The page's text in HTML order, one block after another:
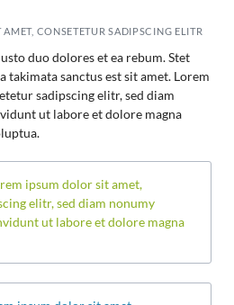
CONSETETUR SADIPSCING ELITR
duo dolores et ea rebum. Stet
takimata sanctus est sit amet. Lorem
sadipscing elitr, sed diam
ut labore et dolore magna
ipsum dolor sit amet,
elitr, sed diam nonumy
ut labore et dolore magna